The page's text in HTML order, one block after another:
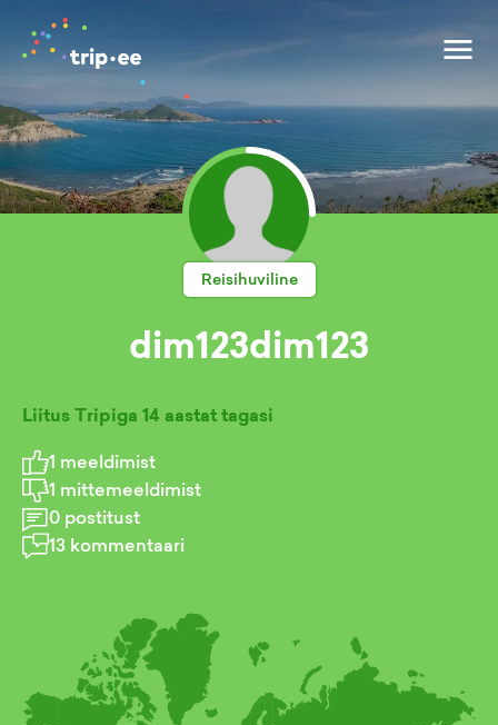
Reisihuviline
dim123dim123
Liitus Tripiga 14 aastat tagasi
1 meeldimist
1 mittemeeldimist
0 postitust
13 kommentaari